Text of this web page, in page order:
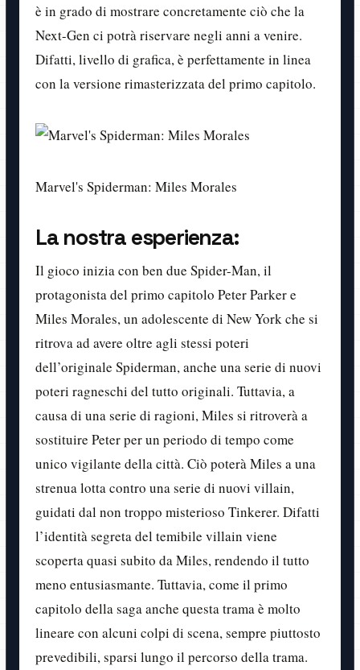
è in grado di mostrare concretamente ciò che la
Next-Gen ci potrà riservare negli anni a venire.
Difatti, livello di grafica, è perfettamente in linea
con la versione rimasterizzata del primo capitolo.
Marvel's Spiderman: Miles Morales
La nostra esperienza:
Il gioco inizia con ben due Spider-Man, il
protagonista del primo capitolo Peter Parker e
Miles Morales, un adolescente di New York che si
ritrova ad avere oltre agli stessi poteri
dell’originale Spiderman, anche una serie di nuovi
poteri ragneschi del tutto originali. Tuttavia, a
causa di una serie di ragioni, Miles si ritroverà a
sostituire Peter per un periodo di tempo come
unico vigilante della città. Ciò poterà Miles a una
strenua lotta contro una serie di nuovi villain,
guidati dal non troppo misterioso Tinkerer. Difatti
l’identità segreta del temibile villain viene
scoperta quasi subito da Miles, rendendo il tutto
meno entusiasmante. Tuttavia, come il primo
capitolo della saga anche questa trama è molto
lineare con alcuni colpi di scena, sempre piuttosto
prevedibili, sparsi lungo il percorso della trama.